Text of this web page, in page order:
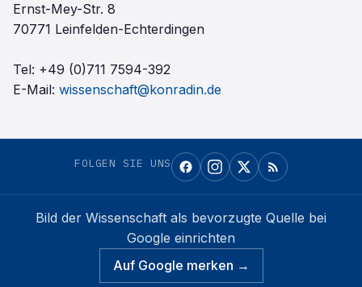
Ernst-Mey-Str. 8
70771 Leinfelden-Echterdingen
Tel: +49 (0)711 7594-392
E-Mail: wissenschaft@konradin.de
FOLGEN SIE UNS
Bild der Wissenschaft als bevorzugte Quelle bei
Google einrichten
Auf Google merken →